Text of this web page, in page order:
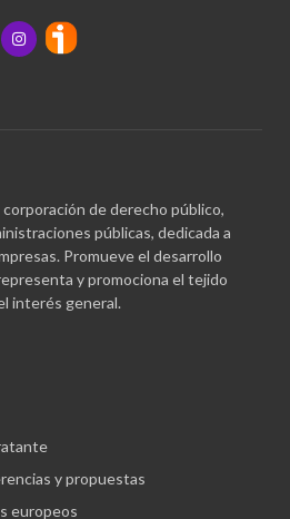
de derecho público,
públicas, dedicada a
Promueve el desarrollo
y promociona el tejido
interés general.
y propuestas
europeos